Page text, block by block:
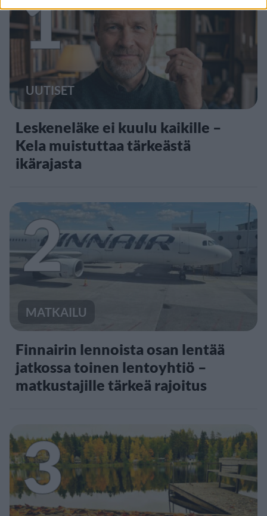
1
UUTISET
Leskeneläke ei kuulu kaikille –
Kela muistuttaa tärkeästä
ikärajasta
2
MATKAILU
Finnairin lennoista osan lentää
jatkossa toinen lentoyhtiö –
matkustajille tärkeä rajoitus
3